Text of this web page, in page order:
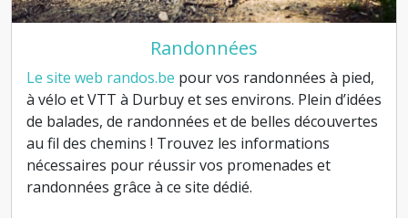
Randonnées
Le site web randos.be pour vos randonnées à pied,
à vélo et VTT à Durbuy et ses environs. Plein d’idées
de balades, de randonnées et de belles découvertes
au fil des chemins ! Trouvez les informations
nécessaires pour réussir vos promenades et
randonnées grâce à ce site dédié.